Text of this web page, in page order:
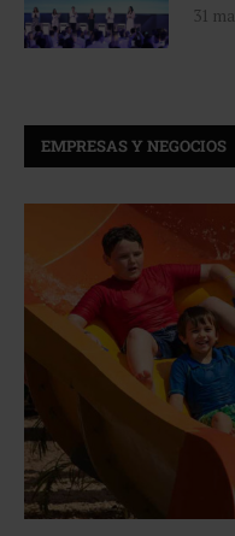
31
EMPRESAS Y NEGOCIOS